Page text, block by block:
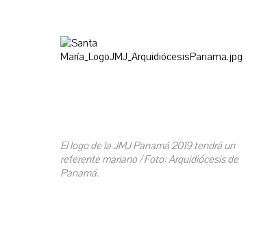
El logo de la JMJ Panamá 2019 tendrá un
referente mariano / Foto: Arquidiócesis de
Panamá.